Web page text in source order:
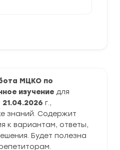
МЦКО по
изучение для
21.04.2026 г.,
знаний. Содержит
к вариантам, ответы,
Будет полезна